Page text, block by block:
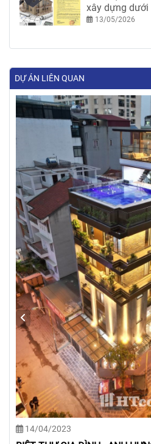
xây dựng
phép xây dựng
13/05/2026
DỰ ÁN LIÊN QUAN
14/04/2023